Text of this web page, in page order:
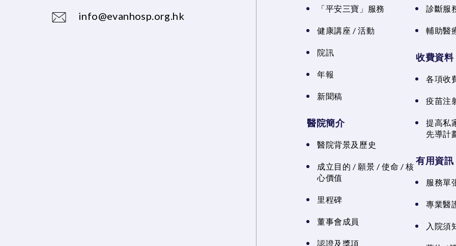
info@evanhosp.org.hk
「平安三寶」服務
健康講座 / 活動
院訊
年報
新聞稿
醫院簡介
醫院背景及歷史
成立目的 / 願景 / 使命 / 核
心價值
里程碑
董事會成員
認證及獎項
診斷服
輔助醫
收費資料
各項收
疫苗注
提高私
先導計
有用資訊
服務單
專業醫
入院須